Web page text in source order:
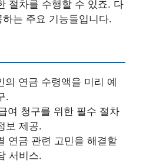
절차를 수행할 수 있죠. 다
는 주요 기능들입니다.
의 연금 수령액을 미리 예
.
여 청구를 위한 필수 절차
보 제공.
연금 관련 고민을 해결할
서비스.